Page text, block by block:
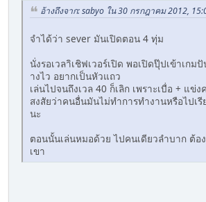
อ้างถึงจาก: sabyo ใน 30 กรกฎาคม 2012,
จำได้ว่า sever มันเปิดตอน 4 ทุ่ม
นั่งรอเวลาิเชิฟเวอร์เปิด พอเปิดปุ๊ปเข้าเกม
างไว อยากเป็นหัวแถว
เล่นไปจนถึงเวล 40 ก็เลิก เพราะเบื่อ + แข่
สงสัยว่าคนอื่นมันไม่ทำการทำงานหรือไปเรี
นะ
ตอนนั้นเล่นหมอด้วย ไปคนเดียวลำบาก ต้อ
เขา